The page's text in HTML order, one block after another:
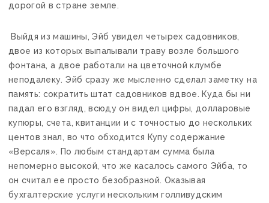
дорогой в стране земле.
Выйдя из машины, Эйб увидел четырех садовников,
двое из которых выпалывали траву возле большого
фонтана, а двое работали на цветочной клумбе
неподалеку. Эйб сразу же мысленно сделал заметку на
память: сократить штат садовников вдвое. Куда бы ни
падал его взгляд, всюду он видел цифры, долларовые
купюры, счета, квитанции и с точностью до нескольких
центов знал, во что обходится Купу содержание
«Версаля». По любым стандартам сумма была
непомерно высокой, что же касалось самого Эйба, то
он считал ее просто безобразной. Оказывая
бухгалтерские услуги нескольким голливудским